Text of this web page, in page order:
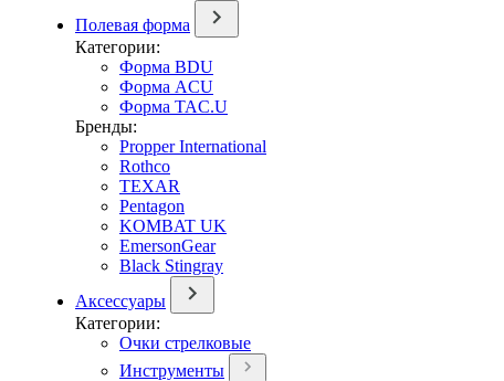
Полевая форма
Категории:
Форма BDU
Форма ACU
Форма TAC.U
Бренды:
Propper International
Rothco
TEXAR
Pentagon
KOMBAT UK
EmersonGear
Black Stingray
Аксессуары
Категории:
Очки стрелковые
Инструменты